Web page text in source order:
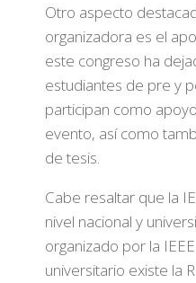
Otro aspecto
organizadora es el
este congreso ha
estudiantes de pre y
participan como
evento, así como
de tesis.
Cabe resaltar que la
nivel nacional y
organizado por la
universitario existe la